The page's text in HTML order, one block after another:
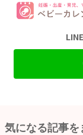
気になる記事